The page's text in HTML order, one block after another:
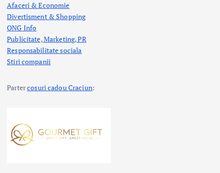
Afaceri & Economie
Divertisment & Shopping
ONG Info
Publicitate, Marketing, PR
Responsabilitate sociala
Stiri companii
Partercosuri cadou Craciun: